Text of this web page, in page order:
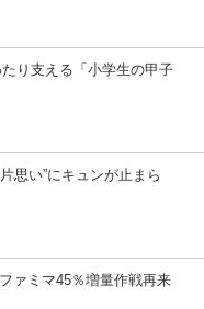
り支える「小学生の甲子
思い”にキュンが止まら
ァミマ45％増量作戦再来